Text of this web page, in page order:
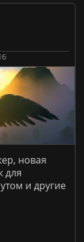
новая
для
и другие